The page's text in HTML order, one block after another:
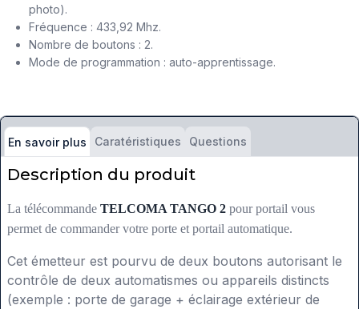
photo).
Fréquence : 433,92 Mhz.
Nombre de boutons : 2.
Mode de programmation : auto-apprentissage.
En savoir plus Caratéristiques Questions
Description du produit
La télécommande TELCOMA TANGO 2 pour portail vous
permet de commander votre porte et portail automatique.
Cet émetteur est pourvu de deux boutons autorisant le
contrôle de deux automatismes ou appareils distincts
(exemple : porte de garage + éclairage extérieur de